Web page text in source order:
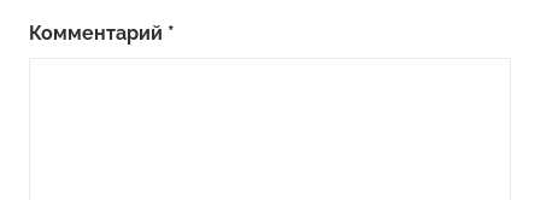
Комментарий *